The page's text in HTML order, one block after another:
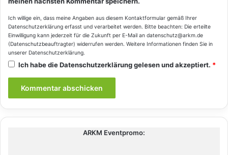
Ich willige ein, dass meine Angaben aus diesem Kontaktformular gemäß Ihrer
Datenschutzerklärung erfasst und verarbeitet werden. Bitte beachten: Die erteilte
Einwilligung kann jederzeit für die Zukunft per E-Mail an datenschutz@arkm.de
(Datenschutzbeauftragter) widerrufen werden. Weitere Informationen finden Sie in
unserer Datenschutzerklärung.
Ich habe dieDatenschutzerklärunggelesen und akzeptiert. *
ARKM Eventpromo: